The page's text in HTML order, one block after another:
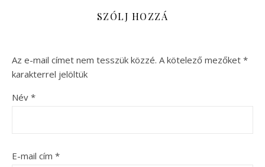
SZÓLJ HOZZÁ
Az e-mail címet nem tesszük közzé. A kötelező mezőket *
karakterrel jelöltük
Név *
E-mail cím *